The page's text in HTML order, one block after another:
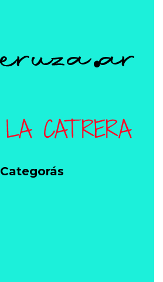
Categorás